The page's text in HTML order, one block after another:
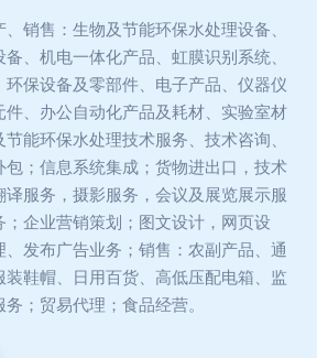
销售：生物及节能环保水处理设备、
、机电一体化产品、虹膜识别系统、
保设备及零部件、电子产品、仪器仪
、办公自动化产品及耗材、实验室材
能环保水处理技术服务、技术咨询、
；信息系统集成；货物进出口，技术
服务，摄影服务，会议及展览展示服
企业营销策划；图文设计，网页设
发布广告业务；销售：农副产品、通
鞋帽、日用百货、高低压配电箱、监
；贸易代理；食品经营。